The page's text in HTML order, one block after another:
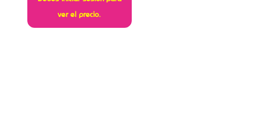
ver el precio.